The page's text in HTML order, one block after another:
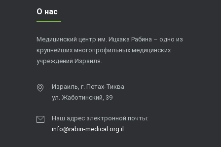
О нас
Медицинский центр им. Ицхака Рабина – одно из
крупнейших многопрофильных медицинских
учреждений Израиля.
Израиль, г. Петах-Тиква
ул. Жаботинский, 39
Наш адрес электронной почты:
info@rabin-medical.org.il